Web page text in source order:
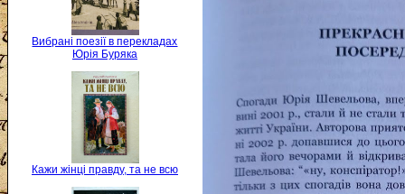
Вибрані поезії в перекладах
Юрія Буряка
Кажи жінці правду, та не всю